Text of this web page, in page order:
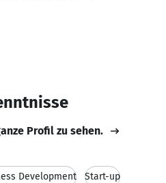
Profil zu sehen.
Development Start-up